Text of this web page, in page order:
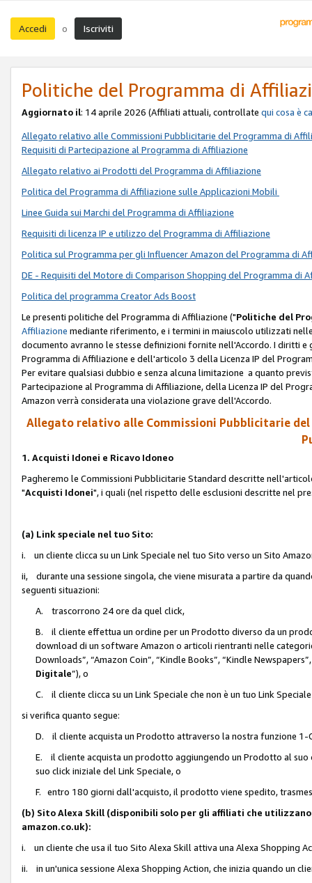
Accedi o Iscriviti
Politiche del Programma di
Aggiornato il: 14 aprile 2026 (Affiliati attuali, controllate qui cosa è
Allegato relativo alle Commissioni Pubblicitarie del Programma di
Requisiti di Partecipazione al Programma di Affiliazione
Allegato relativo ai Prodotti del Programma di Affiliazione
Politica del Programma di Affiliazione sulle Applicazioni Mobili
Linee Guida sui Marchi del Programma di Affiliazione
Requisiti di licenza IP e utilizzo del Programma di Affiliazione
Politica sul Programma per gli Influencer Amazon del Programma di
DE - Requisiti del Motore di Comparison Shopping del Programma di
Politica del programma Creator Ads Boost
Le presenti politiche del Programma di Affiliazione ("Politiche del
Affiliazione mediante riferimento, e i termini in maiuscolo utilizzati
documento avranno le stesse definizioni fornite nell'Accordo. I diritti
Programma di Affiliazione e dell'articolo 3 della Licenza IP del
Per evitare qualsiasi dubbio e senza alcuna limitazione a quanto
Partecipazione al Programma di Affiliazione, della Licenza IP del
Amazon verrà considerata una violazione grave dell'Accordo.
Allegato relativo alle Commissioni Pubblicitarie
1. Acquisti Idonei e Ricavo Idoneo
Pagheremo le Commissioni Pubblicitarie Standard descritte
"Acquisti Idonei", i quali (nel rispetto delle esclusioni descritte nel
(a) Link speciale nel tuo Sito:
i. un cliente clicca su un Link Speciale nel tuo Sito verso un Sito
ii, durante una sessione singola, che viene misurata a partire da
seguenti situazioni:
A. trascorrono 24 ore da quel click,
B. il cliente effettua un ordine per un Prodotto diverso da un
download di un software Amazon o articoli rientranti nelle categorie
Downloads”, “Amazon Coin”, “Kindle Books”, “Kindle
Digitale”), o
C. il cliente clicca su un Link Speciale che non è un tuo Link
si verifica quanto segue:
D. il cliente acquista un Prodotto attraverso la nostra funzione 1-
E. il cliente acquista un prodotto aggiungendo un Prodotto al
suo click iniziale del Link Speciale, o
F. entro 180 giorni dall'acquisto, il prodotto viene spedito,
(b) Sito Alexa Skill (disponibili solo per gli affiliati che
amazon.co.uk):
i. un cliente che usa il tuo Sito Alexa Skill attiva una Alexa Shopping
ii. in un'unica sessione Alexa Shopping Action, che inizia quando un